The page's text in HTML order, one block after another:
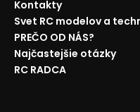
Kontakty
Svet RC modelov a
PREČO OD NÁS?
Najčastejšie otázky
RC RADCA